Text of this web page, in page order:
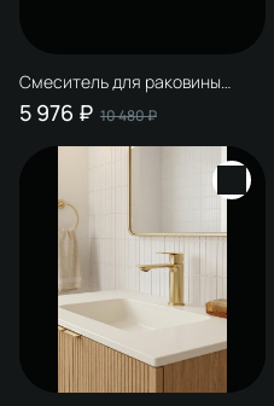
Смеситель для раковины
STWORKI Рандерс S19010CR +
Донный клапан SW-001CR,
хром
5 976 ₽ 10 480 ₽